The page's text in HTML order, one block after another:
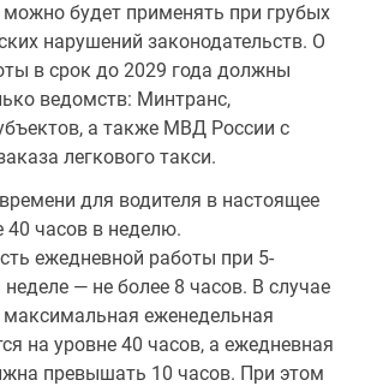
будет применять при грубых
нарушений законодательств. О
в срок до 2029 года должны
ведомств: Минтранс,
а также МВД России с
легкового такси.
для водителя в настоящее
40 часов в неделю.
ежедневной работы при 5-
— не более 8 часов. В случае
максимальная еженедельная
на уровне 40 часов, а ежедневная
превышать 10 часов. При этом